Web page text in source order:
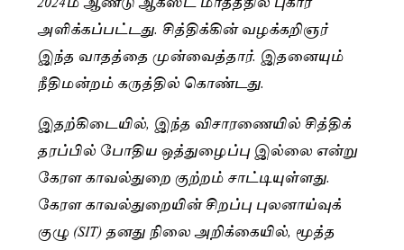
அளிக்கப்பட்டது. சித்திக்கின் வழக்கறிஞர்
இந்த வாதத்தை முன்வைத்தார். இதனையும்
நீதிமன்றம் கருத்தில் கொண்டது.
இதற்கிடையில், இந்த விசாரணையில் சித்திக்
தரப்பில் போதிய ஒத்துழைப்பு இல்லை என்று
கேரள காவல்துறை குற்றம் சாட்டியுள்ளது.
கேரள காவல்துறையின் சிறப்பு புலனாய்வுக்
குழு (SIT) தனது நிலை அறிக்கையில், மூத்த